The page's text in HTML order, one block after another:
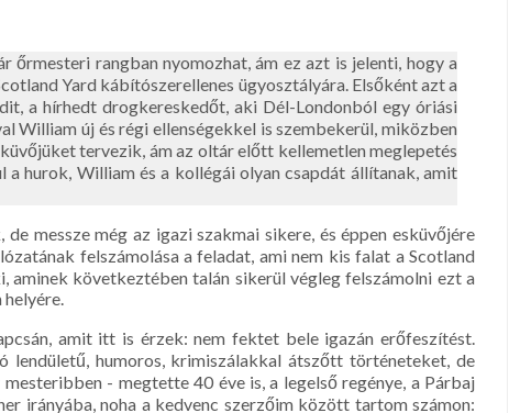
rangban nyomozhat, ám ez azt is jelenti, hogy a
Yard kábítószerellenes ügyosztályára. Elsőként azt a
a hírhedt drogkereskedőt, aki Dél-Londonból egy óriási
William új és régi ellenségekkel is szembekerül, miközben
tervezik, ám az oltár előtt kellemetlen meglepetés
hurok, William és a kollégái olyan csapdát állítanak, amit
messze még az igazi szakmai sikere, és éppen esküvőjére
felszámolása a feladat, ami nem kis falat a Scotland
aminek következtében talán sikerül végleg felszámolni ezt a
amit itt is érzek: nem fektet bele igazán erőfeszítést.
lendületű, humoros, krimiszálakkal átszőtt történeteket, de
- megtette 40 éve is, a legelső regénye, a Párbaj
irányába, noha a kedvenc szerzőim között tartom számon: